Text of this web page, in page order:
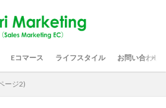
Eコマース ライフスタイル お問い合わせ
ージ2)